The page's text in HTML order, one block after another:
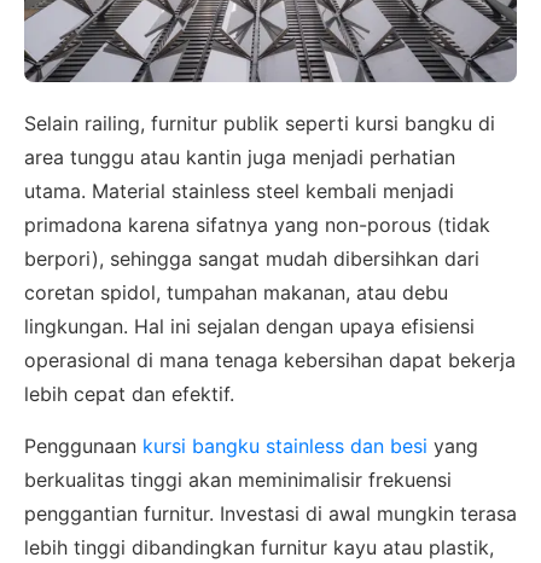
Selain railing, furnitur publik seperti kursi bangku di
area tunggu atau kantin juga menjadi perhatian
utama. Material stainless steel kembali menjadi
primadona karena sifatnya yang non-porous (tidak
berpori), sehingga sangat mudah dibersihkan dari
coretan spidol, tumpahan makanan, atau debu
lingkungan. Hal ini sejalan dengan upaya efisiensi
operasional di mana tenaga kebersihan dapat bekerja
lebih cepat dan efektif.
Penggunaan kursi bangku stainless dan besi yang
berkualitas tinggi akan meminimalisir frekuensi
penggantian furnitur. Investasi di awal mungkin terasa
lebih tinggi dibandingkan furnitur kayu atau plastik,